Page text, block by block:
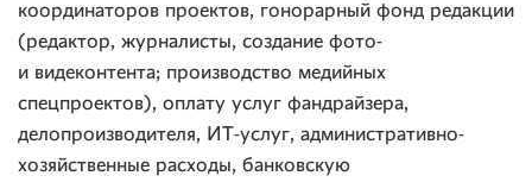
координаторов проектов, гонорарный фонд редакции
(редактор, журналисты, создание фото-
и видеконтента; производство медийных
спецпроектов), оплату услуг фандрайзера,
делопроизводителя, ИТ-услуг, административно-
хозяйственные расходы, банковскую